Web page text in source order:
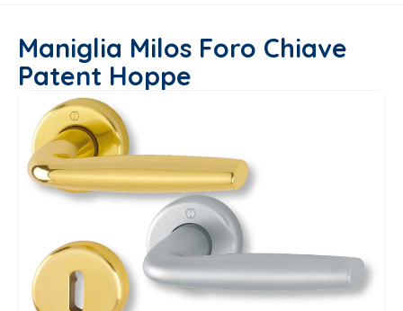
Maniglia Milos Foro Chiave
Patent Hoppe